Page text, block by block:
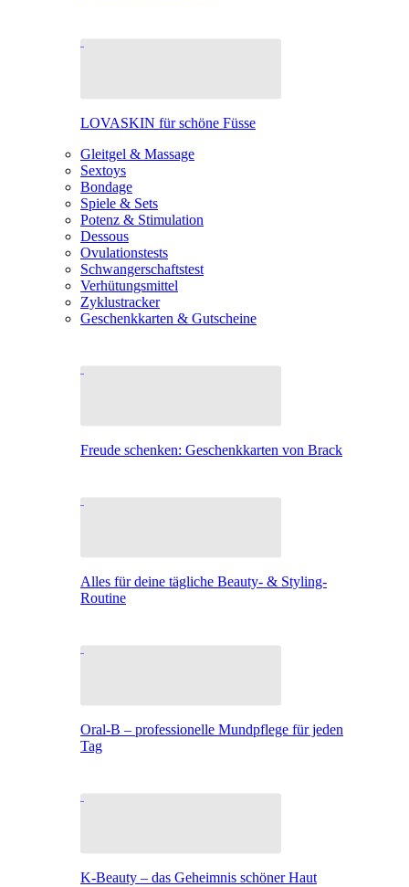
LOVASKIN für schöne Füsse
Gleitgel & Massage
Sextoys
Bondage
Spiele & Sets
Potenz & Stimulation
Dessous
Ovulationstests
Schwangerschaftstest
Verhütungsmittel
Zyklustracker
Geschenkkarten & Gutscheine
Freude schenken: Geschenkkarten von Brack
Alles für deine tägliche Beauty- & Styling-
Routine
Oral-B – professionelle Mundpflege für jeden
Tag
K-Beauty – das Geheimnis schöner Haut